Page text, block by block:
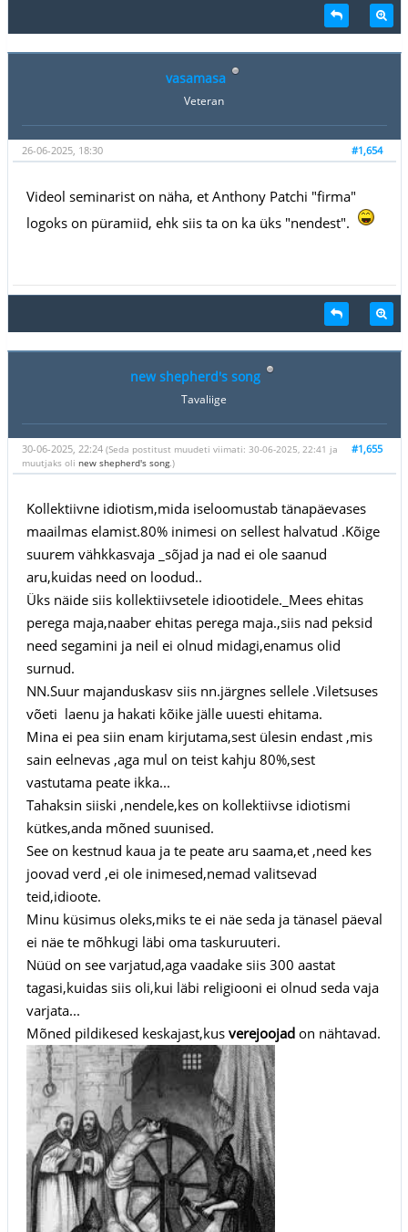
vasamasa
Veteran
#1,654
26-06-2025, 18:30
Videol seminarist on näha, et Anthony Patchi "firma"
logoks on püramiid, ehk siis ta on ka üks "nendest".
new shepherd's song
Tavaliige
#1,655
30-06-2025, 22:24 (Seda postitust muudeti viimati: 30-06-2025, 22:41 ja
muutjaks oli new shepherd's song.)
Kollektiivne idiotism,mida iseloomustab tänapäevases
maailmas elamist.80% inimesi on sellest halvatud .Kõige
suurem vähkkasvaja _sõjad ja nad ei ole saanud
aru,kuidas need on loodud..
Üks näide siis kollektiivsetele idiootidele._Mees ehitas
perega maja,naaber ehitas perega maja.,siis nad peksid
need segamini ja neil ei olnud midagi,enamus olid
surnud.
NN.Suur majanduskasv siis nn.järgnes sellele .Viletsuses
võeti laenu ja hakati kõike jälle uuesti ehitama.
Mina ei pea siin enam kirjutama,sest ülesin endast ,mis
sain eelnevas ,aga mul on teist kahju 80%,sest
vastutama peate ikka...
Tahaksin siiski ,nendele,kes on kollektiivse idiotismi
kütkes,anda mõned suunised.
See on kestnud kaua ja te peate aru saama,et ,need kes
joovad verd ,ei ole inimesed,nemad valitsevad
teid,idioote.
Minu küsimus oleks,miks te ei näe seda ja tänasel päeval
ei näe te mõhkugi läbi oma taskuruuteri.
Nüüd on see varjatud,aga vaadake siis 300 aastat
tagasi,kuidas siis oli,kui läbi religiooni ei olnud seda vaja
varjata...
Mõned pildikesed keskajast,kusverejoojadon nähtavad.